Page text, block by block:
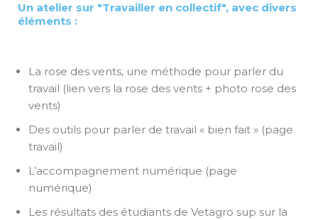
Un atelier sur "Travailler en collectif", avec divers
éléments :
La rose des vents, une méthode pour parler du
travail (lien vers la rose des vents + photo rose des
vents)
Des outils pour parler de travail « bien fait » (page
travail)
L’accompagnement numérique (page
numérique)
Les résultats des étudiants de Vetagro sup sur la